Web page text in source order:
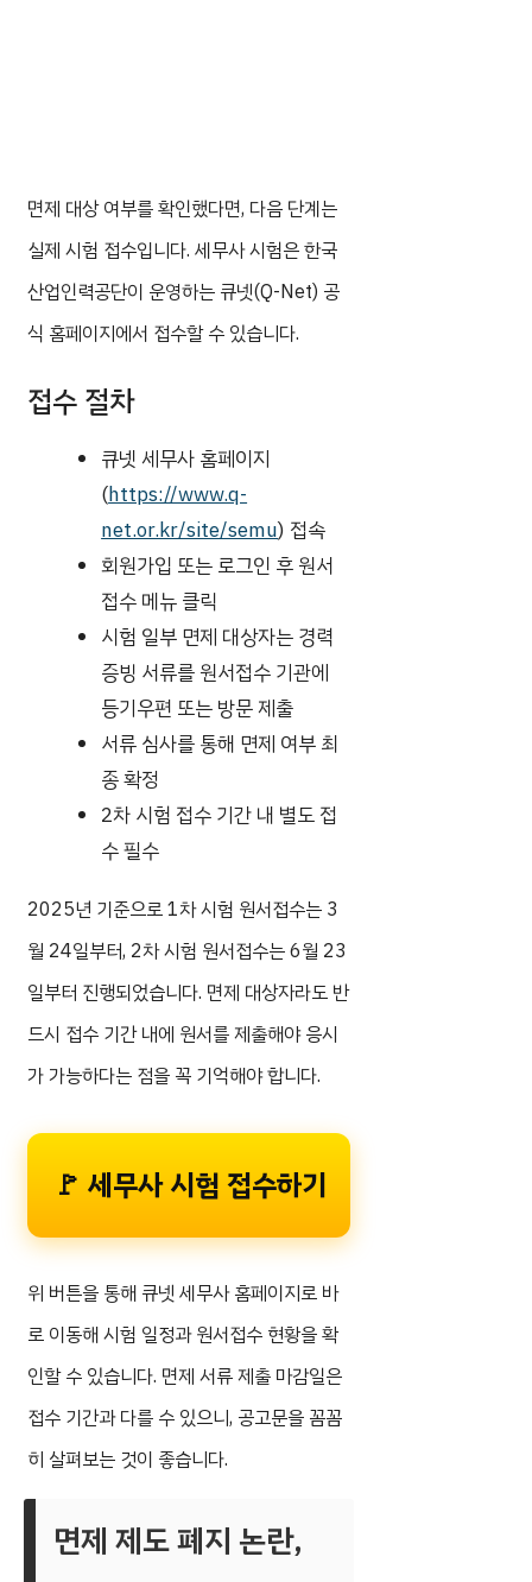
면제 대상 여부를 확인했다면, 다음 단계는
실제 시험 접수입니다. 세무사 시험은 한국
산업인력공단이 운영하는 큐넷(Q-Net) 공
식 홈페이지에서 접수할 수 있습니다.
접수 절차
큐넷 세무사 홈페이지
(https://www.q-
net.or.kr/site/semu) 접속
회원가입 또는 로그인 후 원서
접수 메뉴 클릭
시험 일부 면제 대상자는 경력
증빙 서류를 원서접수 기관에
등기우편 또는 방문 제출
서류 심사를 통해 면제 여부 최
종 확정
2차 시험 접수 기간 내 별도 접
수 필수
2025년 기준으로 1차 시험 원서접수는 3
월 24일부터, 2차 시험 원서접수는 6월 23
일부터 진행되었습니다. 면제 대상자라도 반
드시 접수 기간 내에 원서를 제출해야 응시
가 가능하다는 점을 꼭 기억해야 합니다.
🚩 세무사 시험 접수하기
위 버튼을 통해 큐넷 세무사 홈페이지로 바
로 이동해 시험 일정과 원서접수 현황을 확
인할 수 있습니다. 면제 서류 제출 마감일은
접수 기간과 다를 수 있으니, 공고문을 꼼꼼
히 살펴보는 것이 좋습니다.
면제 제도 폐지 논란,